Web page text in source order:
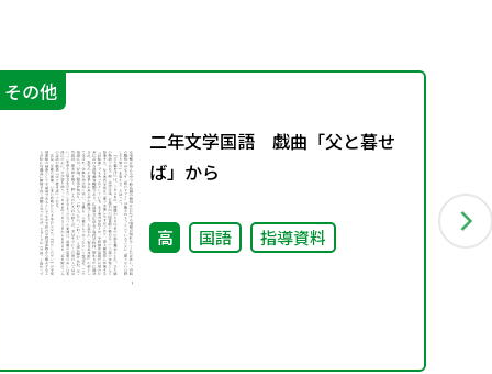
その他
二年文学国語 戯曲「父と暮せ
ば」から
高 国語 指導資料